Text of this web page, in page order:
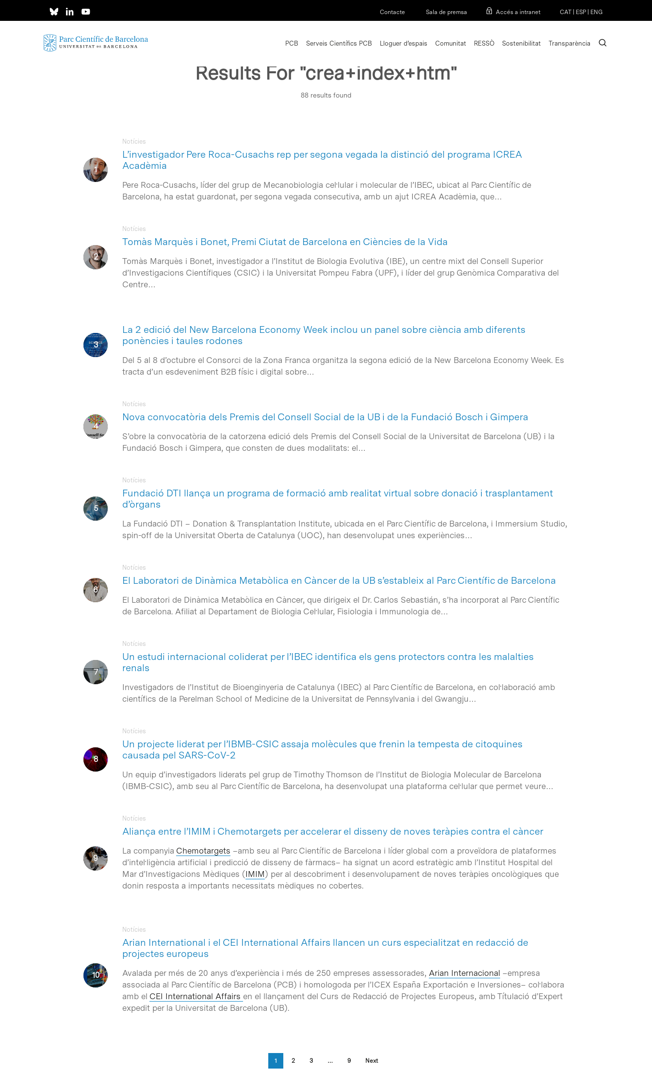
Contacte Sala de premsa Accés a intranet CAT ESP ENG
Intro per buscar o ESC per tancar
PCB Serveis Científics PCB Lloguer d’espais Comunitat RESSÒ Sostenibilitat Transparència search
Results For "crea+index+htm"
88 results found
L’investigador Pere Roca-Cusachs rep per segona vegada la distinció del programa ICREA
Acadèmia
Notícies
Pere Roca-Cusachs, líder del grup de Mecanobiologia cel·lular i molecular de l’IBEC, ubicat al Parc Científic de
Barcelona, ha estat guardonat, per segona vegada consecutiva, amb un ajut ICREA Acadèmia, que…
Tomàs Marquès i Bonet, Premi Ciutat de Barcelona en Ciències de la Vida
Notícies
Tomàs Marquès i Bonet, investigador a l’Institut de Biologia Evolutiva (IBE), un centre mixt del Consell Superior
d’Investigacions Científiques (CSIC) i la Universitat Pompeu Fabra (UPF), i líder del grup Genòmica Comparativa del
Centre…
La 2 edició del New Barcelona Economy Week inclou un panel sobre ciència amb diferents
ponències i taules rodones
Del 5 al 8 d’octubre el Consorci de la Zona Franca organitza la segona edició de la New Barcelona Economy Week. Es
tracta d’un esdeveniment B2B físic i digital sobre…
Nova convocatòria dels Premis del Consell Social de la UB i de la Fundació Bosch i Gimpera
Notícies
S’obre la convocatòria de la catorzena edició dels Premis del Consell Social de la Universitat de Barcelona (UB) i la
Fundació Bosch i Gimpera, que consten de dues modalitats: el…
Fundació DTI llança un programa de formació amb realitat virtual sobre donació i trasplantament
d’òrgans
Notícies
La Fundació DTI – Donation & Transplantation Institute, ubicada en el Parc Científic de Barcelona, i Immersium Studio,
spin-off de la Universitat Oberta de Catalunya (UOC), han desenvolupat unes experiències…
El Laboratori de Dinàmica Metabòlica en Càncer de la UB s’estableix al Parc Científic de Barcelona
Notícies
El Laboratori de Dinàmica Metabòlica en Càncer, que dirigeix el Dr. Carlos Sebastián, s’ha incorporat al Parc Científic
de Barcelona. Afiliat al Departament de Biologia Cel·lular, Fisiologia i Immunologia de…
Un estudi internacional coliderat per l’IBEC identifica els gens protectors contra les malalties
renals
Notícies
Investigadors de l’Institut de Bioenginyeria de Catalunya (IBEC) al Parc Científic de Barcelona, en col·laboració amb
científics de la Perelman School of Medicine de la Universitat de Pennsylvania i del Gwangju…
Un projecte liderat per l’IBMB-CSIC assaja molècules que frenin la tempesta de citoquines
causada pel SARS-CoV-2
Notícies
Un equip d’investigadors liderats pel grup de Timothy Thomson de l’Institut de Biologia Molecular de Barcelona
(IBMB-CSIC), amb seu al Parc Científic de Barcelona, ha desenvolupat una plataforma cel·lular que permet veure…
Aliança entre l’IMIM i Chemotargets per accelerar el disseny de noves teràpies contra el càncer
Notícies
La companyia Chemotargets –amb seu al Parc Científic de Barcelona i líder global com a proveïdora de plataformes
d’intel·ligència artificial i predicció de disseny de fàrmacs– ha signat un acord estratègic amb l’Institut Hospital del
Mar d’Investigacions Mèdiques (IMIM) per al descobriment i desenvolupament de noves teràpies oncològiques que
donin resposta a importants necessitats mèdiques no cobertes.
Arian International i el CEI International Affairs llancen un curs especialitzat en redacció de
projectes europeus
Notícies
Avalada per més de 20 anys d’experiència i més de 250 empreses assessorades, Arian Internacional –empresa
associada al Parc Científic de Barcelona (PCB) i homologoda per l’ICEX España Exportación e Inversiones– col·labora
amb el CEI International Affairs en el llançament del Curs de Redacció de Projectes Europeus, amb Títulació d’Expert
expedit per la Universitat de Barcelona (UB).
1 2 3 … 9 Next